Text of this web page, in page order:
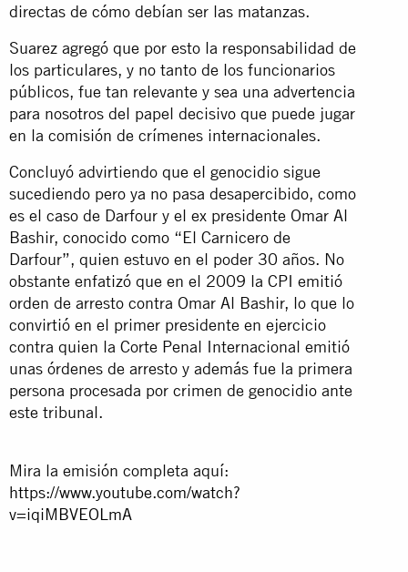
directas de cómo debían ser las matanzas.
Suarez agregó que por esto la responsabilidad de
los particulares, y no tanto de los funcionarios
públicos, fue tan relevante y sea una advertencia
para nosotros del papel decisivo que puede jugar
en la comisión de crímenes internacionales.
Concluyó advirtiendo que el genocidio sigue
sucediendo pero ya no pasa desapercibido, como
es el caso de Darfour y el ex presidente Omar Al
Bashir, conocido como “El Carnicero de
Darfour”, quien estuvo en el poder 30 años. No
obstante enfatizó que en el 2009 la CPI emitió
orden de arresto contra Omar Al Bashir, lo que lo
convirtió en el primer presidente en ejercicio
contra quien la Corte Penal Internacional emitió
unas órdenes de arresto y además fue la primera
persona procesada por crimen de genocidio ante
este tribunal.
Mira la emisión completa aquí:
https://www.youtube.com/watch?
v=iqiMBVEOLmA